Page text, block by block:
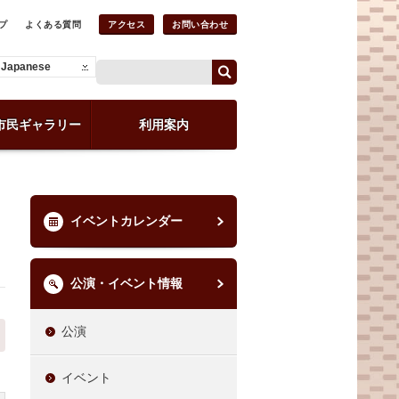
よくある質問 アクセス お問い合わせ
Japanese
民ギャラリー 利用案内
イベントカレンダー
公演・イベント情報
公演
イベント